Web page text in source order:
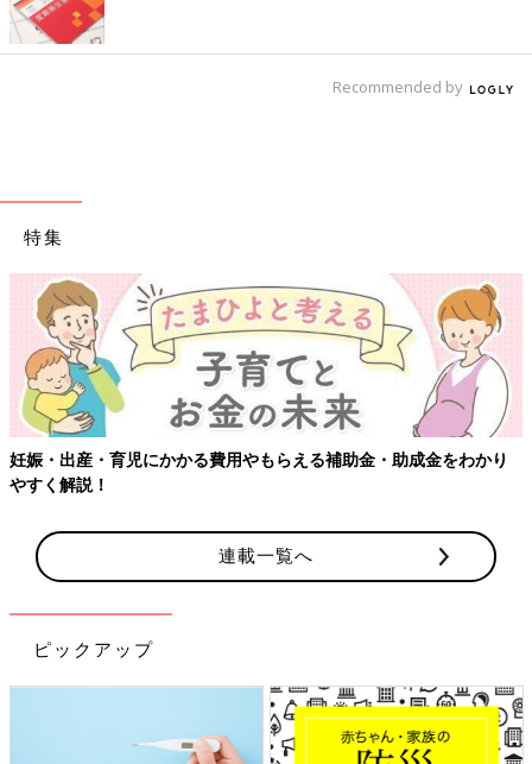
Recommended by
特集
妊娠・出産・育児にかかる費用やもらえる補助金・助成金をわかり
やすく解説！
連載一覧へ
ピックアップ